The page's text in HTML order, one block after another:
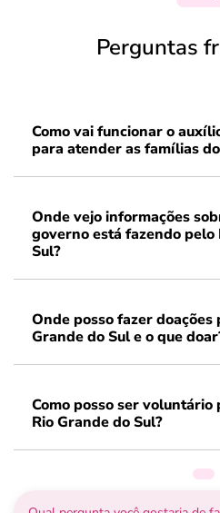
Perguntas
Como vai funcionar o
para atender as famílias do
Onde vejo informações
governo está fazendo pelo
Sul?
Onde posso fazer doações
Grande do Sul e o que
Como posso ser voluntário
Rio Grande do Sul?